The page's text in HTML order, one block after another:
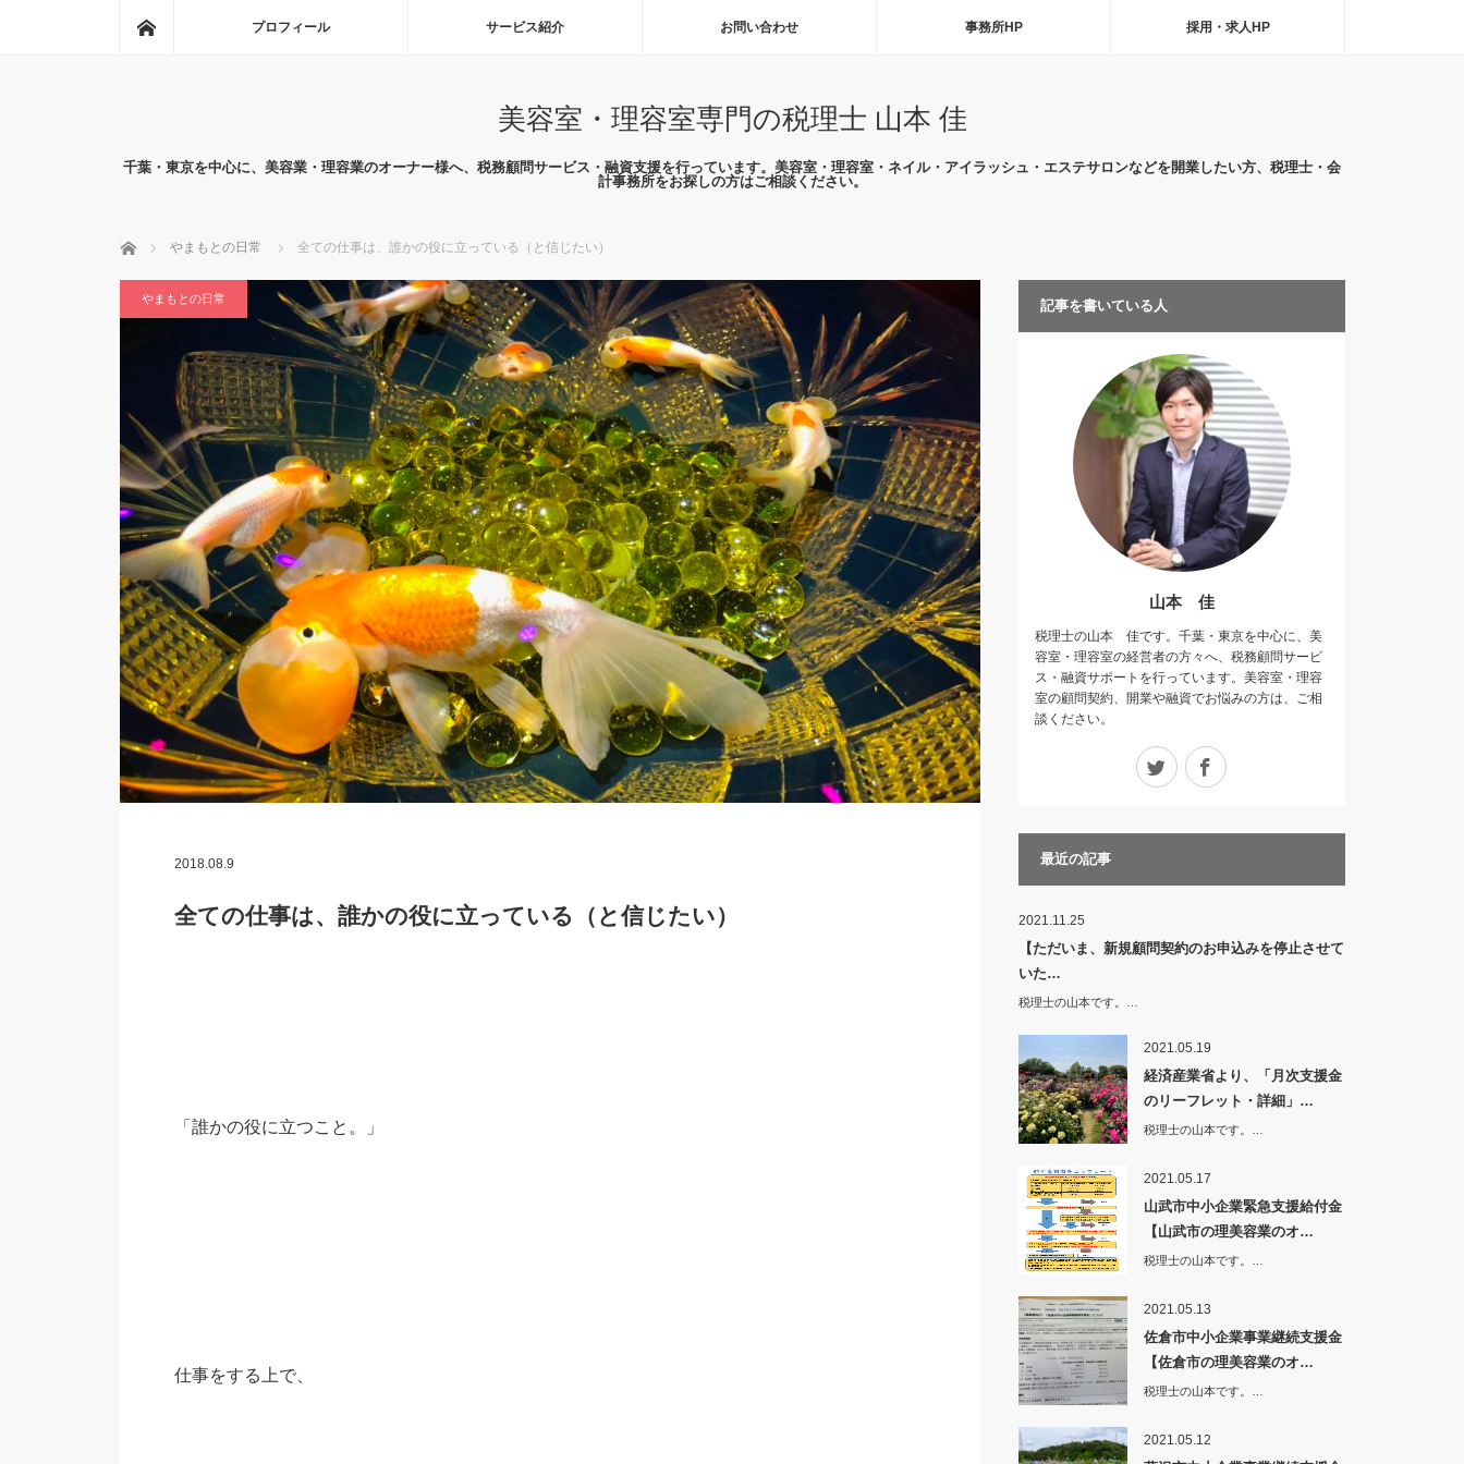
プロフィール サービス紹介 お問い合わせ 事務所HP 採用・求人HP
美容室・理容室専門の税理士 山本 佳
千葉・東京を中心に、美容業・理容業のオーナー様へ、税務顧問サービス・融資支援を行っています。美容室・理容室・ネイル・アイラッシュ・エステサロンなどを開業したい方、税理士・会
計事務所をお探しの方はご相談ください。
ホーム やまもとの日常 全ての仕事は、誰かの役に立っている（と信じたい）
やまもとの日常
2018.08.9
全ての仕事は、誰かの役に立っている（と信じたい）
「誰かの役に立つこと。」
仕事をする上で、
記事を書いている人
山本 佳
税理士の山本 佳です。千葉・東京を中心に、美
容室・理容室の経営者の方々へ、税務顧問サービ
ス・融資サポートを行っています。美容室・理容
室の顧問契約、開業や融資でお悩みの方は、ご相
談ください。
Twitter
最近の記事
2021.11.25
【ただいま、新規顧問契約のお申込みを停止させて
いた…
税理士の山本です。…
2021.05.19
経済産業省より、「月次支援金
のリーフレット・詳細」…
税理士の山本です。…
2021.05.17
山武市中小企業緊急支援給付金
【山武市の理美容業のオ…
税理士の山本です。…
2021.05.13
佐倉市中小企業事業継続支援金
【佐倉市の理美容業のオ…
税理士の山本です。…
2021.05.12